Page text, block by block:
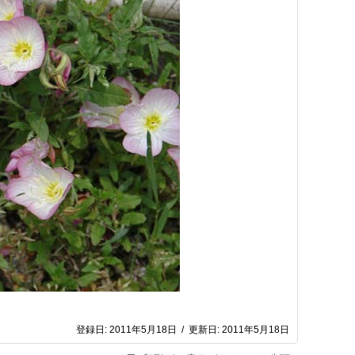
登録日: 2011年5月18日 / 更新日: 2011年5月18日